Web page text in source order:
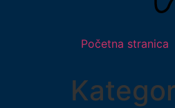
Početna stranica